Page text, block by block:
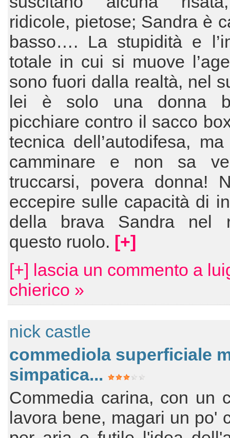
ridicole, pietose; Sandra è
basso…. La stupidità e
totale in cui si muove
sono fuori dalla realtà, nel
lei è solo una donna
picchiare contro il sacco
tecnica dell’autodifesa,
camminare e non sa
truccarsi, povera donna!
eccepire sulle capacità di
della brava Sandra nel
questo ruolo. [+]
[+] lascia un commento a
chierico »
nick castle
commediola superficiale
simpatica...
Commedia carina, con un
lavora bene, magari un po'